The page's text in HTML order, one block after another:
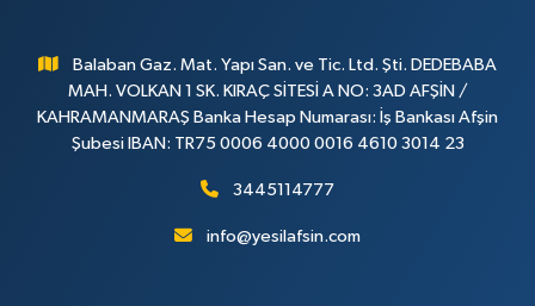
Balaban Gaz. Mat. Yapı San. ve Tic. Ltd. Şti. DEDEBABA
MAH. VOLKAN 1 SK. KIRAÇ SİTESİ A NO: 3AD AFŞİN /
KAHRAMANMARAŞ Banka Hesap Numarası: İş Bankası Afşin
Şubesi IBAN: TR75 0006 4000 0016 4610 3014 23
3445114777
info@yesilafsin.com